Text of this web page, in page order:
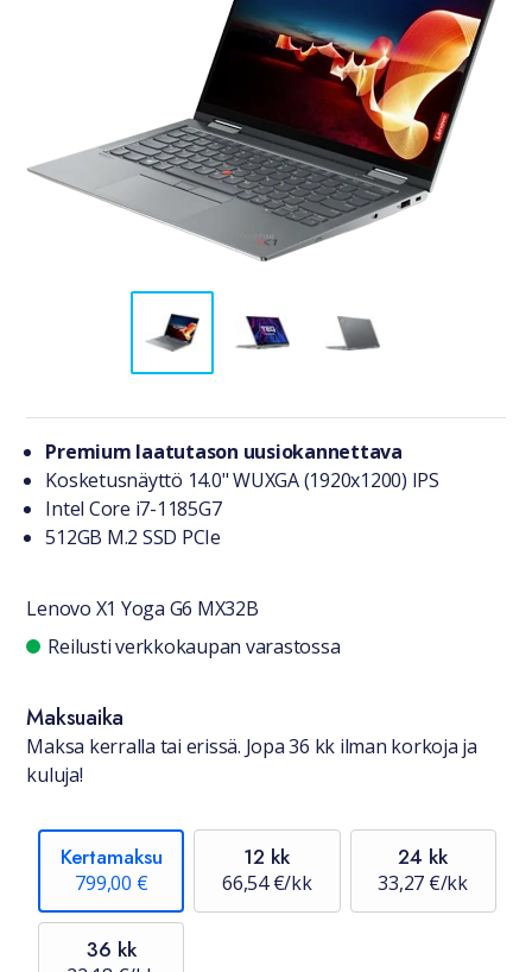
Tuotteesta lyhyesti
Premium laatutason uusiokannettava
Kosketusnäyttö 14.0" WUXGA (1920x1200) IPS
Intel Core i7-1185G7
512GB M.2 SSD PCIe
Lenovo X1 Yoga G6 MX32B
Saatavuustiedot
Reilusti verkkokaupan varastossa
Maksuaika
Maksa kerralla tai erissä. Jopa 36 kk ilman korkoja ja
kuluja!
Kertamaksu
799,00 €
12 kk
66,54 €/kk
24 kk
33,27 €/kk
36 kk